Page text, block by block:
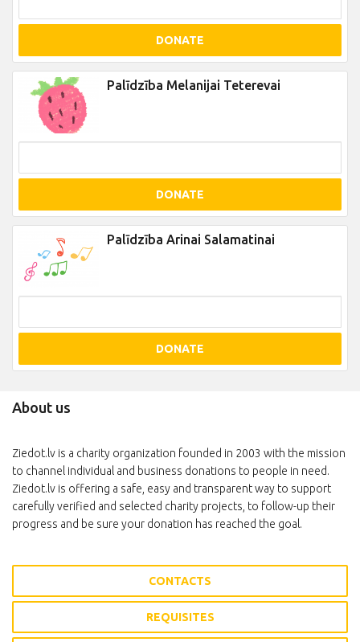
DONATE
Palīdzība Melanijai Teterevai
DONATE
Palīdzība Arinai Salamatinai
DONATE
About us
Ziedot.lv is a charity organization founded in 2003 with the mission
to channel individual and business donations to people in need.
Ziedot.lv is offering a safe, easy and transparent way to support
carefully verified and selected charity projects, to follow-up their
progress and be sure your donation has reached the goal.
CONTACTS
REQUISITES